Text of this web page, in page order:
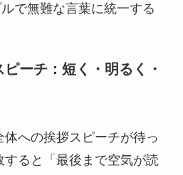
で無難な言葉に統一する
ーチ：短く・明るく・
への挨拶スピーチが待っ
すると「最後まで空気が読